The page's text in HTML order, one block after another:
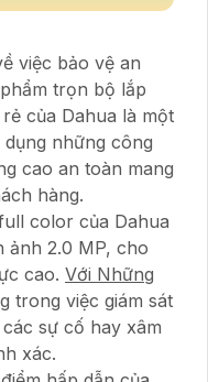
việc bảo vệ an
trọn bộ lắp
của Dahua là một
những công
cao an toàn mang
hàng.
color của Dahua
ảnh 2.0 MP, cho
cao. Với Những
trong việc giám sát
sự cố hay xâm
xác.